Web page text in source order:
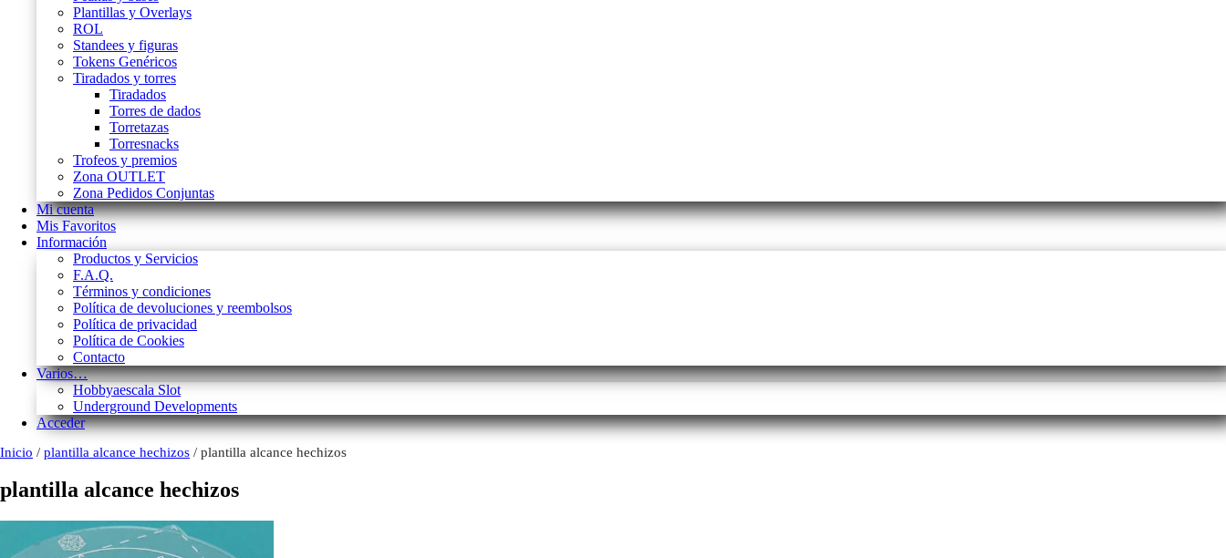
Plantillas y Overlays
ROL
Standees y figuras
Tokens Genéricos
Tiradados y torres
Tiradados
Torres de dados
Torretazas
Torresnacks
Trofeos y premios
Zona OUTLET
Zona Pedidos Conjuntas
Mi cuenta
Mis Favoritos
Información
Productos y Servicios
F.A.Q.
Términos y condiciones
Política de devoluciones y reembolsos
Política de privacidad
Política de Cookies
Contacto
Varios…
Hobbyaescala Slot
Underground Developments
Acceder
Inicio / plantilla alcance hechizos / plantilla alcance hechizos
plantilla alcance hechizos